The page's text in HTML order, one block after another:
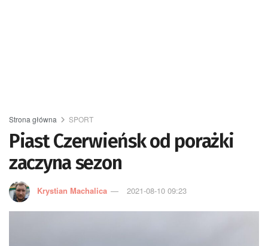
Strona główna SPORT
Piast Czerwieńsk od porażki
zaczyna sezon
Krystian Machalica 2021-08-10 09:23